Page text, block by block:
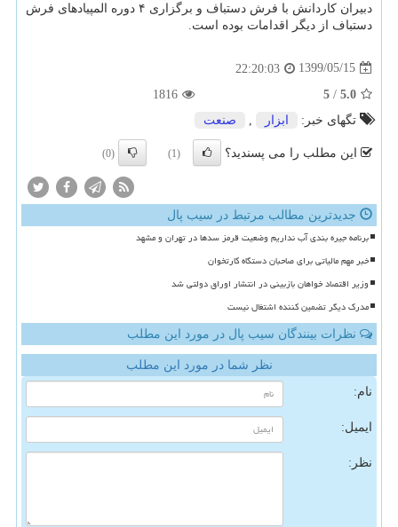
دبیران کاردانش با فرش دستباف و برگزاری ۴ دوره المپیادهای فرش
دستباف از دیگر اقدامات بوده است.
1399/05/15
22:20:03
5.0
/
5
1816
تگهای خبر:
ابزار , صنعت
این مطلب را می پسندید؟ (1)
(0)
جدیدترین مطالب مرتبط در سیب پال
برنامه جیره بندی آب نداریم وضعیت قرمز سدها در تهران و مشهد
خبر مهم مالیاتی برای صاحبان دستگاه کارتخوان
وزیر اقتصاد خواهان بازبینی در انتشار اوراق دولتی شد
مدرک دیگر تضمین کننده اشتغال نیست
نظرات بینندگان سیب پال در مورد این مطلب
نظر شما در مورد این مطلب
نام:
ایمیل:
نظر: